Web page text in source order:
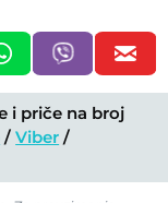
i priče na broj
/Viber /